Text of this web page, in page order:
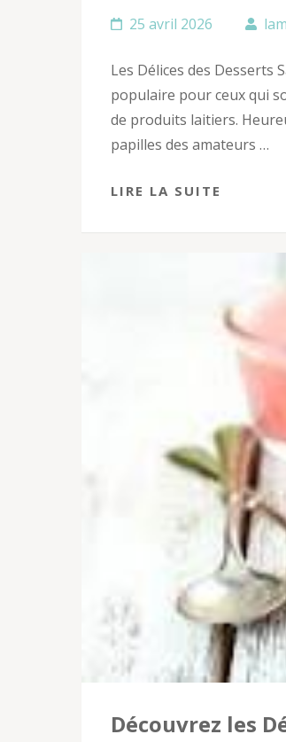
25 avril 2026
Les Délices des Desserts
populaire pour ceux qui
de produits laitiers.
papilles des amateurs …
LIRE LA SUITE
Découvrez les